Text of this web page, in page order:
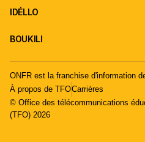
IDÉLLO
BOUKILI
ONFR est la franchise d'information
À propos de TFOCarrières
© Office des télécommunications
(TFO) 2026